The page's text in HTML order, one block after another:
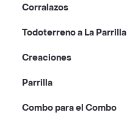
Corralazos
Todoterreno a La Parrilla
Creaciones
Parrilla
Combo para el Combo